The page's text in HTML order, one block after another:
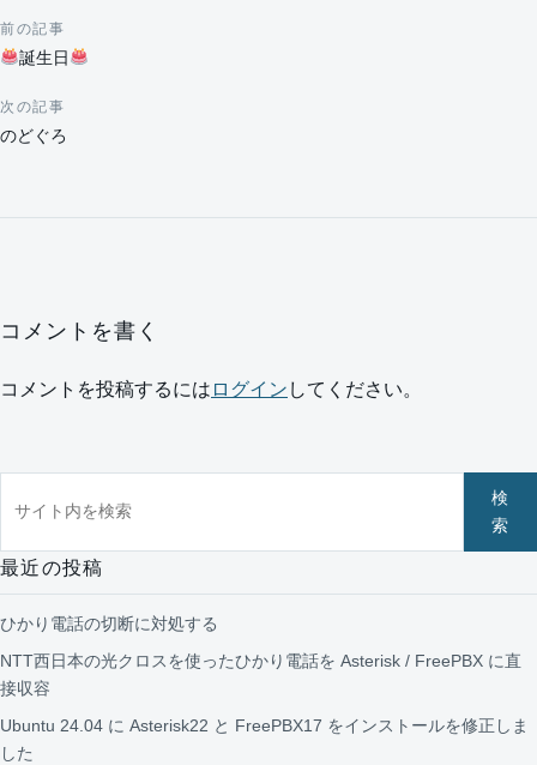
投稿ナビゲーション
前の記事
誕生日
次の記事
のどぐろ
コメントを書く
コメントを投稿するには ログイン してください。
検
索
最近の投稿
ひかり電話の切断に対処する
NTT西日本の光クロスを使ったひかり電話を Asterisk / FreePBX に直
接収容
Ubuntu 24.04 に Asterisk22 と FreePBX17 をインストールを修正しま
した